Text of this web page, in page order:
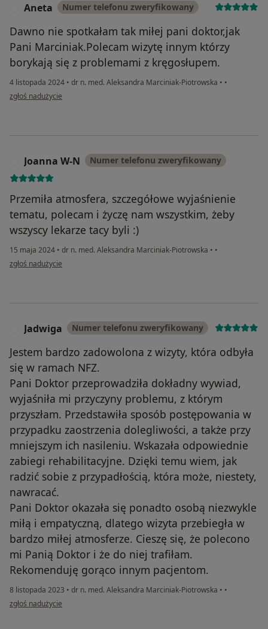
Aneta Numer telefonu zweryfikowany
Dawno nie spotkałam tak miłej pani doktor,jak
Pani Marciniak.Polecam wizytę innym którzy
borykają się z problemami z kręgosłupem.
4 listopada 2024 • dr n. med. Aleksandra Marciniak-Piotrowska • •
w opinii użytkownika Aneta
zgłoś nadużycie
Joanna W-N Numer telefonu zweryfikowany
Przemiła atmosfera, szczegółowe wyjaśnienie
tematu, polecam i życzę nam wszystkim, żeby
wszyscy lekarze tacy byli :)
15 maja 2024 • dr n. med. Aleksandra Marciniak-Piotrowska • •
w opinii użytkownika Joanna W-N
zgłoś nadużycie
Jadwiga Numer telefonu zweryfikowany
Jestem bardzo zadowolona z wizyty, która odbyła
się w ramach NFZ.
Pani Doktor przeprowadziła dokładny wywiad,
wyjaśniła mi przyczyny problemu, z którym
przyszłam. Przedstawiła sposób postępowania w
przypadku zaostrzenia dolegliwości, a także przy
mniejszym ich nasileniu. Wskazała odpowiednie
zabiegi rehabilitacyjne. Dzięki temu wiem, jak
radzić sobie z przypadłością, która może, niestety,
nawracać.
Pani Doktor okazała się ponadto osobą niezwykle
miłą i empatyczną, dlatego wizyta przebiegła w
bardzo miłej atmosferze. Cieszę się, że polecono
mi Panią Doktor i że do niej trafiłam.
Rekomenduję gorąco innym pacjentom.
8 listopada 2023 • dr n. med. Aleksandra Marciniak-Piotrowska • •
w opinii użytkownika Jadwiga
zgłoś nadużycie